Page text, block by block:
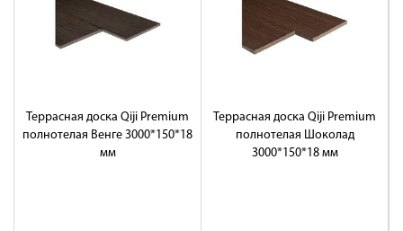
Террасная доска Qiji Premium
полнотелая Венге 3000*150*18
мм
Террасная доска Qiji Premium
полнотелая Шоколад
3000*150*18 мм